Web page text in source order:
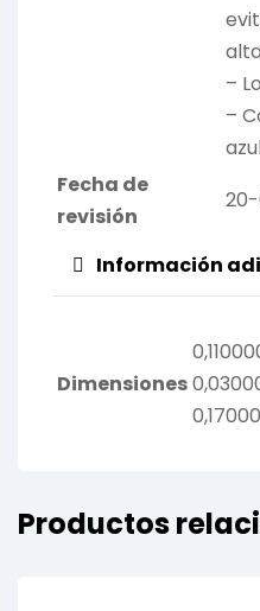
–
–
Fecha de
revisión
Información
Dimensiones
Productos